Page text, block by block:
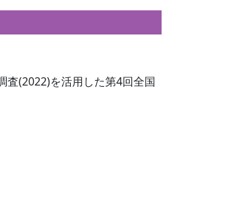
査(2022)を活用した第4回全国